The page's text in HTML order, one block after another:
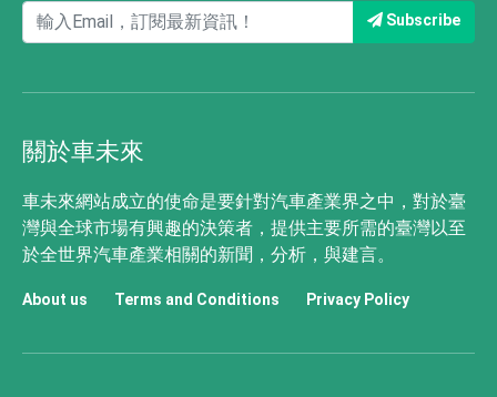
Subscribe
關於車未來
車未來網站成立的使命是要針對汽車產業界之中，對於臺
灣與全球市場有興趣的決策者，提供主要所需的臺灣以至
於全世界汽車產業相關的新聞，分析，與建言。
About us Terms and Conditions Privacy Policy